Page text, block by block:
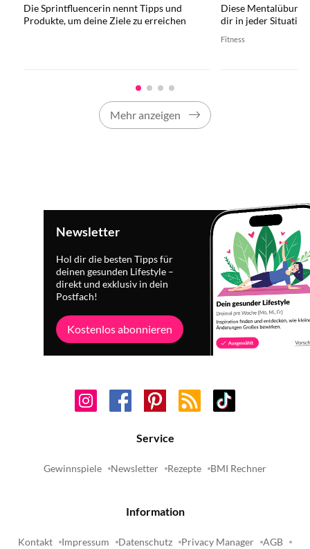
Die Sprintfluencerin nennt Tipps und
Produkte, um deine Ziele zu erreichen
Diese Mentalübung
dir in jeder Situation
Fitness
Mehr anzeigen
Newsletter
Hol dir die besten Tipps für
deinen gesunden Lifestyle –
direkt und exklusiv in dein
Postfach!
Kostenlos abonnieren
Service
Gewinnspiele Newsletter Rezepte BMI Rechner
Information
Kontakt Impressum Datenschutz Privacy Manager AGB